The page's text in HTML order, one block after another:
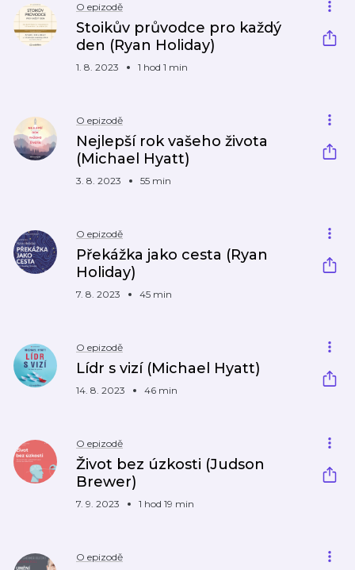
O epizodě
Stoikův průvodce pro každý
den (Ryan Holiday)
1. 8. 2023 1 hod 1 min
O epizodě
Nejlepší rok vašeho života
(Michael Hyatt)
3. 8. 2023 55 min
O epizodě
Překážka jako cesta (Ryan
Holiday)
7. 8. 2023 45 min
O epizodě
Lídr s vizí (Michael Hyatt)
14. 8. 2023 46 min
O epizodě
Život bez úzkosti (Judson
Brewer)
7. 9. 2023 1 hod 19 min
O epizodě